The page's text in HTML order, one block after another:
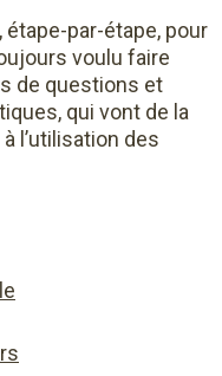
par-étape, pour
voulu faire
de questions et
qui vont de la
l’utilisation des